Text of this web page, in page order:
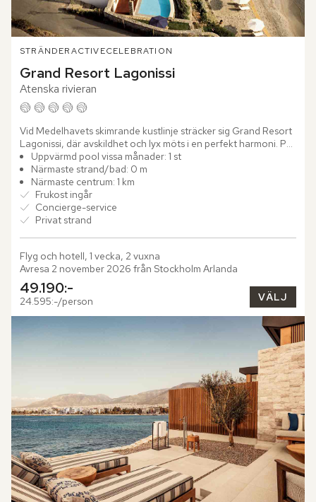
STRÄNDERACTIVECELEBRATION
Grand Resort Lagonissi
Atenska rivieran
Vid Medelhavets skimrande kustlinje sträcker sig Grand Resort
Lagonissi, där avskildhet och lyx möts i en perfekt harmoni. På
Atenska rivieran, endast en kort bilresa från...
Uppvärmd pool vissa månader: 1 st
Närmaste strand/bad: 0 m
Närmaste centrum: 1 km
Frukost ingår
Concierge-service
Privat strand
Flyg och hotell, 1 vecka, 2 vuxna
Avresa 2 november 2026 från Stockholm Arlanda
49.190:-
24.595:-/person VÄLJ